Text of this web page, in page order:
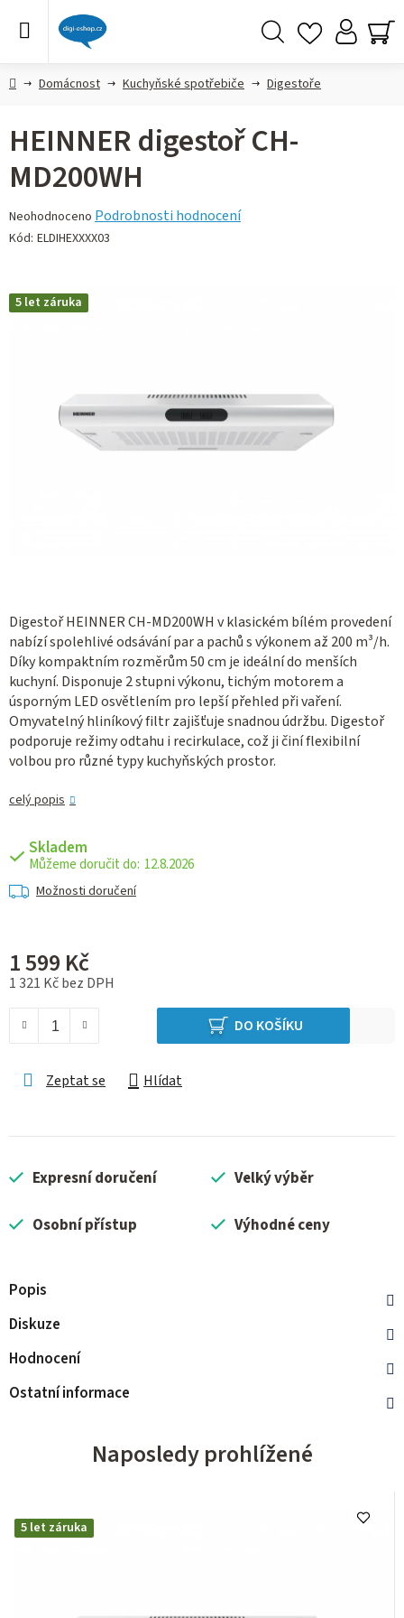
DomůDomácnost Kuchyňské spotřebiče Digestoře
Digestoř HEINNER CH-MD200WH v klasickém bílém provedení
nabízí spolehlivé odsávání par a pachů s výkonem až 200 m³/h.
Díky kompaktním rozměrům 50 cm je ideální do menších
kuchyní. Disponuje 2 stupni výkonu, tichým motorem a
úsporným LED osvětlením pro lepší přehled při vaření.
Omyvatelný hliníkový filtr zajišťuje snadnou údržbu. Digestoř
podporuje režimy odtahu i recirkulace, což ji činí flexibilní
volbou pro různé typy kuchyňských prostor.
celý popis
Skladem
12.8.2026
Možnosti doručení
1 599 Kč
1 321 Kč bez DPH
DO KOŠÍKU
Zeptat se Hlídat
HEINNER digestoř CH-
MD200WH
Průměrné
hodnocení
0,0
z 5
Neohodnoceno Podrobnosti hodnocení
Kód: ELDIHEXXXX03
5 let záruka
Expresní doručení Velký výběr
Osobní přístup Výhodné ceny
Popis
Diskuze
Hodnocení
Ostatní informace
Naposledy prohlížené
5 let záruka